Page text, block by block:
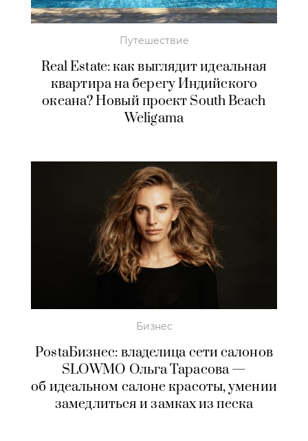
Путешествие
Real Estate: как выглядит идеальная
квартира на берегу Индийского
океана? Новый проект South Beach
Weligama
Бизнес
PostaБизнес: владелица сети салонов
SLOWMO Ольга Тарасова —
об идеальном салоне красоты, умении
замедлиться и замках из песка